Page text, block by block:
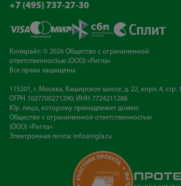
+7 (495) 737-27-30
Копирайт: © 2026 Общество с ограниченной
ответственностью (ООО) «Ригла»
Все права защищены
115201, г. Москва, Каширское шоссе, д. 22, корп. 4, стр. 1
ОГРН 1027700271290; ИНН 7724211288
Юр. лицо, которому принадлежит домен:
Общество с ограниченной ответственностью
(ООО) «Ригла»
Электронная почта: info@rigla.ru